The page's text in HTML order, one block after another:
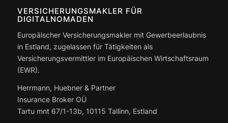
VERSICHERUNGSMAKLER FÜR
DIGITALNOMADEN
Europäischer Versicherungsmakler mit Gewerbeerlaubnis
in Estland, zugelassen für Tätigkeiten als
Versicherungsvermittler im Europäischen Wirtschaftsraum
(EWR).
Herrmann, Huebner & Partner
Insurance Broker OÜ
Tartu mnt 67/1-13b, 10115 Tallinn, Estland